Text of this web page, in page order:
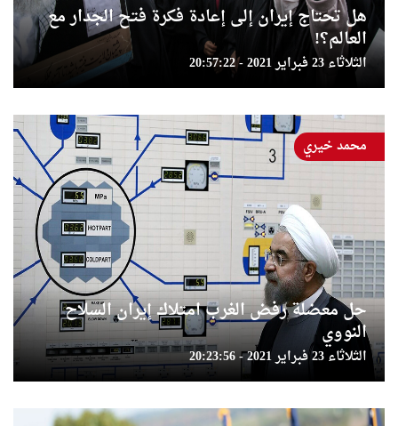
هل تحتاج إيران إلى إعادة فكرة فتح الجدار مع
العالم؟!
الثلاثاء 23 فبراير 2021 - 20:57:22
حل معضلة رفض الغرب امتلاك إيران السلاح
النووي
الثلاثاء 23 فبراير 2021 - 20:23:56
محمد خيري